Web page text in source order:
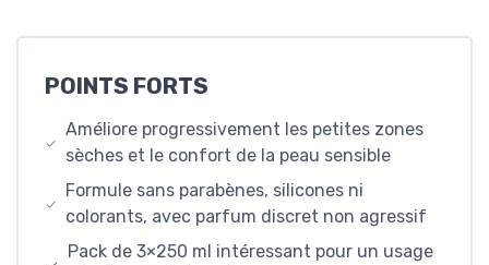
POINTS FORTS
Améliore progressivement les petites zones
sèches et le confort de la peau sensible
Formule sans parabènes, silicones ni
colorants, avec parfum discret non agressif
Pack de 3×250 ml intéressant pour un usage